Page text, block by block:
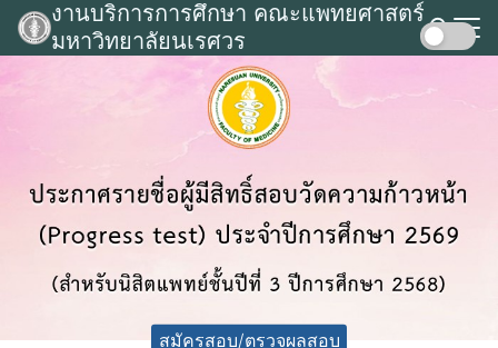
Skip
งานบริการการศึกษา คณะแพทยศาสตร์
มหาวิทยาลัยนเรศวร
สมัครสอบ/ตรวจผลสอบ